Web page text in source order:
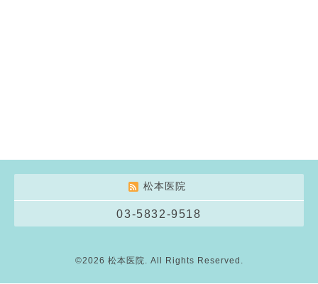
松本医院
03-5832-9518
©2026 松本医院. All Rights Reserved.